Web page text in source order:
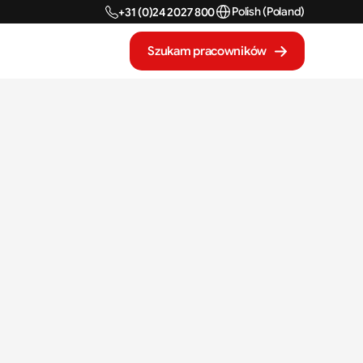
+31 (0)24 2027 800Select Language
Polish (Poland)
Szukam pracowników